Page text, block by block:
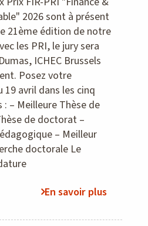
2026 sont à présent
21ème édition de notre
les PRI, le jury sera
ICHEC Brussels
Posez votre
19 avril dans les cinq
– Meilleure Thèse de
de doctorat –
– Meilleur
doctorale Le
En savoir plus